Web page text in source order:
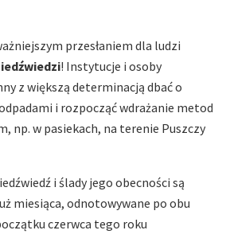
przesłaniem dla ludzi
! Instytucje i osoby
z większą determinacją dbać o
i rozpocząć wdrażanie metod
np. w pasiekach, na terenie Puszczy
i ślady jego obecności są
miesiąca, odnotowywane po obu
czerwca tego roku